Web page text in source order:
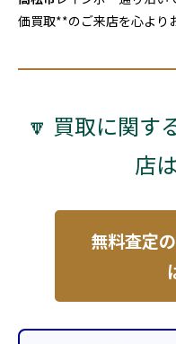
価買取**のご来店を心より
🔽 買取に関す
店
無料査定